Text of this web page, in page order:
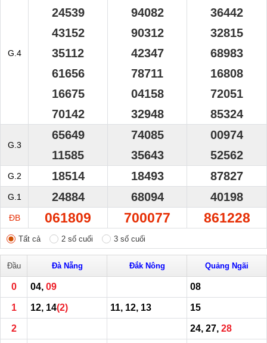
G.4
24539
43152
35112
61656
16675
70142
94082
90312
42347
78711
04158
32948
36442
32815
68983
16808
72051
85324
G.3
65649
11585
74085
35643
00974
52562
G.2 18514 18493 87827
G.1 24884 68094 40198
ĐB 061809 700077 861228
Tất cả 2 số cuối 3 số cuối
Đầu Đà Nẵng Đắk Nông Quảng Ngãi
0 04, 09 08
1 12, 14(2) 11, 12, 13 15
2 24, 27, 28